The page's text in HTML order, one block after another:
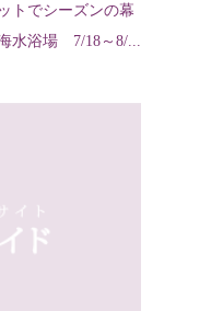
トでシーズンの幕
水浴場 7/18～8/...